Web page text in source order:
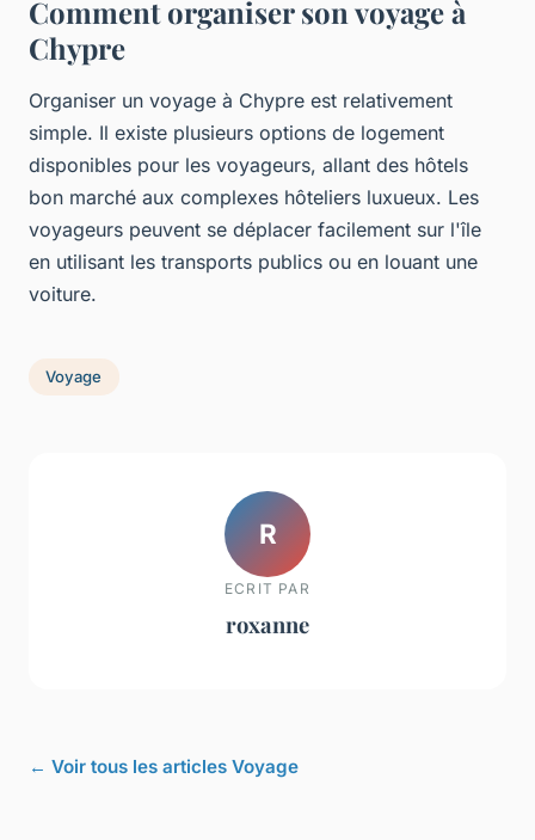
Comment organiser son voyage à
Chypre
Organiser un voyage à Chypre est relativement
simple. Il existe plusieurs options de logement
disponibles pour les voyageurs, allant des hôtels
bon marché aux complexes hôteliers luxueux. Les
voyageurs peuvent se déplacer facilement sur l'île
en utilisant les transports publics ou en louant une
voiture.
Voyage
R
ECRIT PAR
roxanne
← Voir tous les articles Voyage